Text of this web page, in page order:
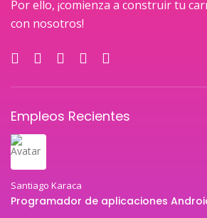
Por ello, ¡comienza a construir tu
con nosotros!
Empleos Recientes
Santiago Karaca
Programador de aplicaciones